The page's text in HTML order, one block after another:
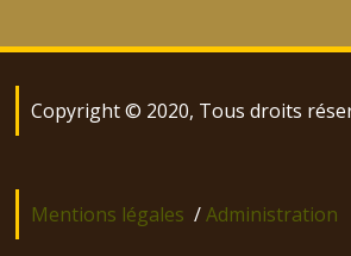
Copyright © 2020, Tous droits
Mentions légales /Administration